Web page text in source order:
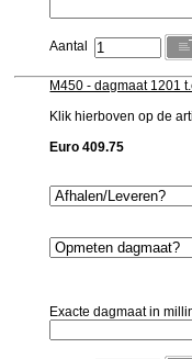
Aantal
M450 - dagmaat 1201
Klik hierboven op de
Euro 409.75
Exacte dagmaat in